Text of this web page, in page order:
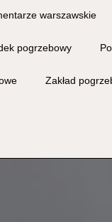
warszawskie
pogrzebowy
Zakład